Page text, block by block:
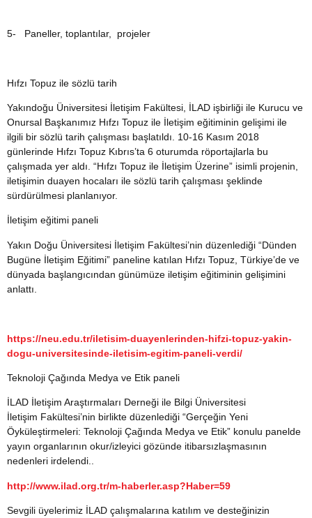
5- Paneller, toplantılar, projeler
Hıfzı Topuz ile sözlü tarih
Yakındoğu Üniversitesi İletişim Fakültesi, İLAD işbirliği ile Kurucu ve
Onursal Başkanımız Hıfzı Topuz ile İletişim eğitiminin gelişimi ile
ilgili bir sözlü tarih çalışması başlatıldı. 10-16 Kasım 2018
günlerinde Hıfzı Topuz Kıbrıs’ta 6 oturumda röportajlarla bu
çalışmada yer aldı. “Hıfzı Topuz ile İletişim Üzerine” isimli projenin,
iletişimin duayen hocaları ile sözlü tarih çalışması şeklinde
sürdürülmesi planlanıyor.
İletişim eğitimi paneli
Yakın Doğu Üniversitesi İletişim Fakültesi’nin düzenlediği “Dünden
Bugüne İletişim Eğitimi” paneline katılan Hıfzı Topuz, Türkiye’de ve
dünyada başlangıcından günümüze iletişim eğitiminin gelişimini
anlattı.
https://neu.edu.tr/iletisim-duayenlerinden-hifzi-topuz-yakin-
dogu-universitesinde-iletisim-egitim-paneli-verdi/
Teknoloji Çağında Medya ve Etik paneli
İLAD İletişim Araştırmaları Derneği ile Bilgi Üniversitesi
İletişim Fakültesi’nin birlikte düzenlediği “Gerçeğin Yeni
Öyküleştirmeleri: Teknoloji Çağında Medya ve Etik” konulu panelde
yayın organlarının okur/izleyici gözünde itibarsızlaşmasının
nedenleri irdelendi..
http://www.ilad.org.tr/m-haberler.asp?Haber=59
Sevgili üyelerimiz İLAD çalışmalarına katılım ve desteğinizin